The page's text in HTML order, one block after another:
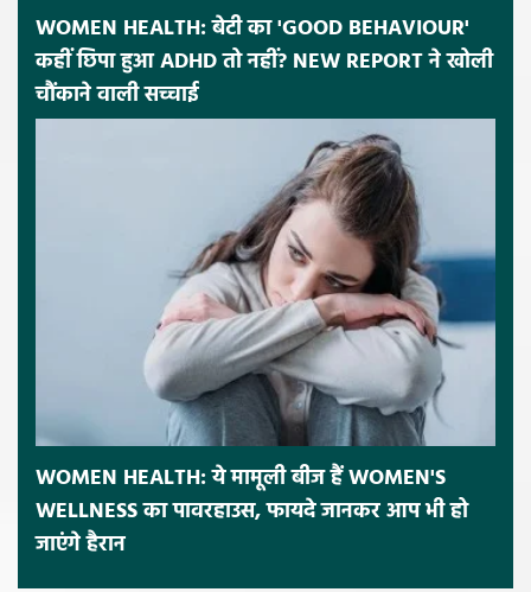
WOMEN HEALTH: बेटी का 'GOOD BEHAVIOUR'
कहीं छिपा हुआ ADHD तो नहीं? NEW REPORT ने खोली
चौंकाने वाली सच्चाई
WOMEN HEALTH: ये मामूली बीज हैं WOMEN'S
WELLNESS का पावरहाउस, फायदे जानकर आप भी हो
जाएंगे हैरान